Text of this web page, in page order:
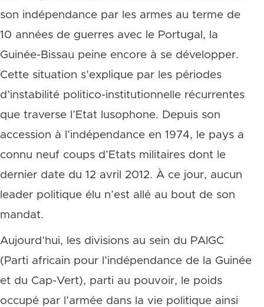
son indépendance par les armes au terme de
10 années de guerres avec le Portugal, la
Guinée-Bissau peine encore à se développer.
Cette situation s’explique par les périodes
d’instabilité politico-institutionnelle récurrentes
que traverse l’Etat lusophone. Depuis son
accession à l’indépendance en 1974, le pays a
connu neuf coups d’Etats militaires dont le
dernier date du 12 avril 2012. À ce jour, aucun
leader politique élu n’est allé au bout de son
mandat.
Aujourd’hui, les divisions au sein du PAIGC
(Parti africain pour l’indépendance de la Guinée
et du Cap-Vert), parti au pouvoir, le poids
occupé par l’armée dans la vie politique ainsi